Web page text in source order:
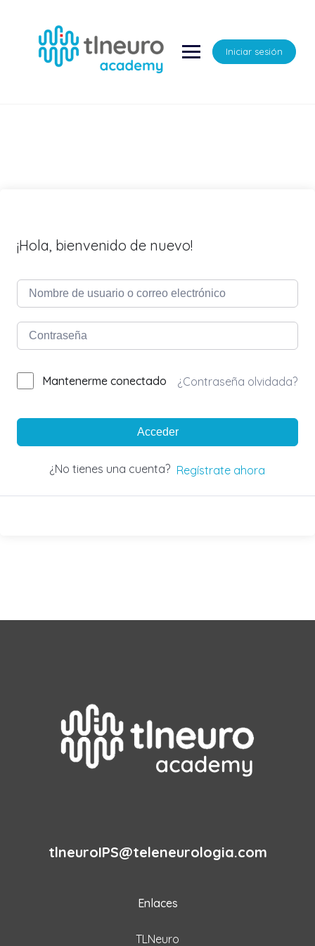
contenido
Iniciar sesión
¡Hola, bienvenido de nuevo!
Mantenerme conectado ¿Contraseña olvidada?
Acceder
¿No tienes una cuenta? Regístrate ahora
tlneuroIPS@teleneurologia.com
Enlaces
TLNeuro